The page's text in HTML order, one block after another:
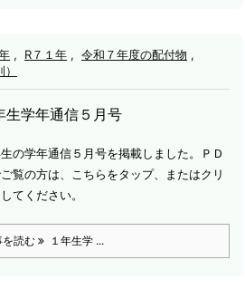
, R７１年 , 令和７年度の配付物 ,
生学年通信５月号
生の学年通信５月号を掲載しました。
ＰＤ
ご覧の方は、こちらをタップ、またはクリ
てください。
を読む １年生学 ...